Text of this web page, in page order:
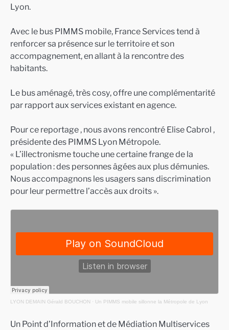
Lyon.
Avec le bus PIMMS mobile, France Services tend à
renforcer sa présence sur le territoire et son
accompagnement, en allant à la rencontre des
habitants.
Le bus aménagé, très cosy, offre une complémentarité
par rapport aux services existant en agence.
Pour ce reportage , nous avons rencontré Elise Cabrol ,
présidente des PIMMS Lyon Métropole.
« L’illectronisme touche une certaine frange de la
population : des personnes âgées aux plus démunies.
Nous accompagnons les usagers sans discrimination
pour leur permettre l’accès aux droits ».
LYON DEMAIN Gérald BOUCHON · Un PIMMS mobile sillonne la Métropole de Lyon
Un Point d’Information et de Médiation Multiservices